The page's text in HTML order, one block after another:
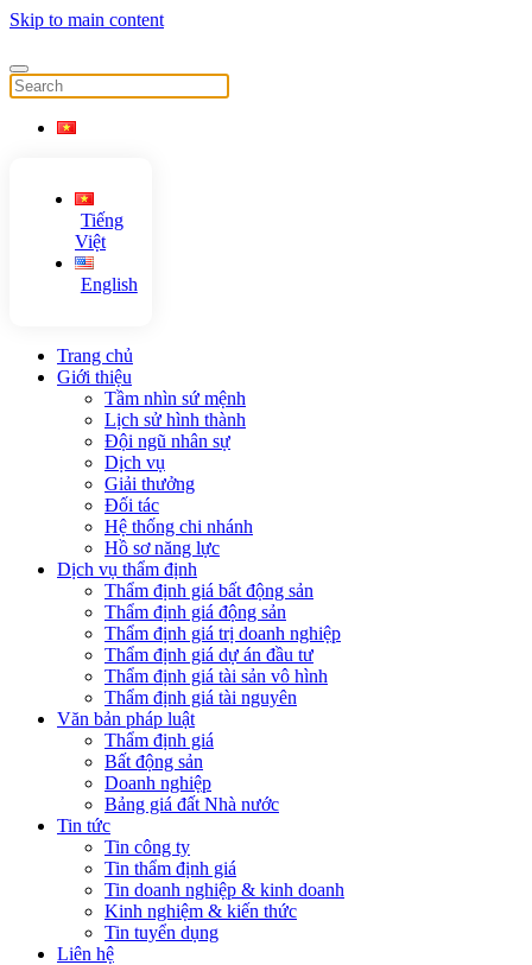
Skip to main content
Tiếng
Việt
English
Trang chủ
Giới thiệu
Tầm nhìn sứ mệnh
Lịch sử hình thành
Đội ngũ nhân sự
Dịch vụ
Giải thưởng
Đối tác
Hệ thống chi nhánh
Hồ sơ năng lực
Dịch vụ thẩm định
Thẩm định giá bất động sản
Thẩm định giá động sản
Thẩm định giá trị doanh nghiệp
Thẩm định giá dự án đầu tư
Thẩm định giá tài sản vô hình
Thẩm định giá tài nguyên
Văn bản pháp luật
Thẩm định giá
Bất động sản
Doanh nghiệp
Bảng giá đất Nhà nước
Tin tức
Tin công ty
Tin thẩm định giá
Tin doanh nghiệp & kinh doanh
Kinh nghiệm & kiến thức
Tin tuyển dụng
Liên hệ